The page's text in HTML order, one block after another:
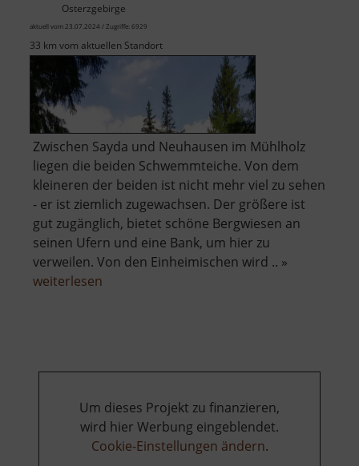
Osterzgebirge
aktuell vom 23.07.2024 / Zugriffe: 6929
33 km vom aktuellen Standort
Zwischen Sayda und Neuhausen im Mühlholz
liegen die beiden Schwemmteiche. Von dem
kleineren der beiden ist nicht mehr viel zu sehen
- er ist ziemlich zugewachsen. Der größere ist
gut zugänglich, bietet schöne Bergwiesen an
seinen Ufern und eine Bank, um hier zu
verweilen. Von den Einheimischen wird .. »
weiterlesen
Um dieses Projekt zu finanzieren,
wird hier Werbung eingeblendet.
Cookie-Einstellungen ändern.